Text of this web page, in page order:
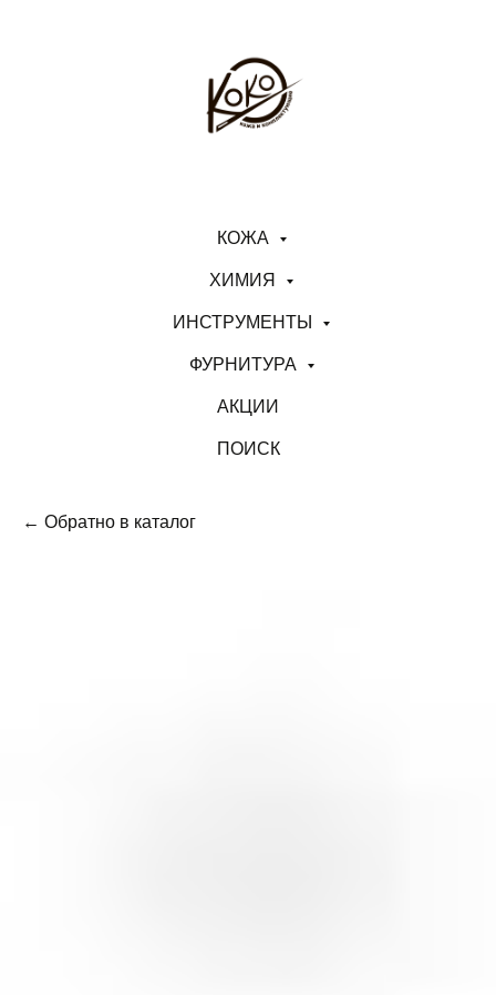
КОЖА
ХИМИЯ
ИНСТРУМЕНТЫ
ФУРНИТУРА
АКЦИИ
ПОИСК
← Обратно в каталог